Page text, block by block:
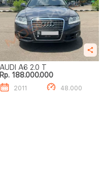
AUDI A6 2.0 T
Rp. 188.000.000
2011 48.000